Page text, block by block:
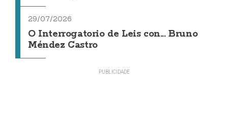
29/07/2026
O Interrogatorio de Leis con... Bruno
Méndez Castro